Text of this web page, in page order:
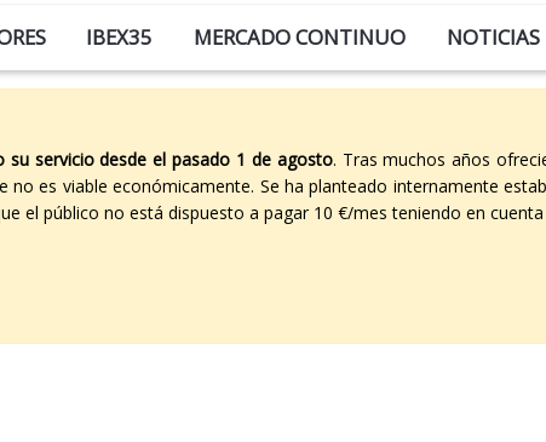
IBEX35 MERCADO CONTINUO NOTICIAS
su servicio desde el pasado 1 de agosto. Tras muchos años
no es viable económicamente. Se ha planteado internamente
el público no está dispuesto a pagar 10 €/mes teniendo en